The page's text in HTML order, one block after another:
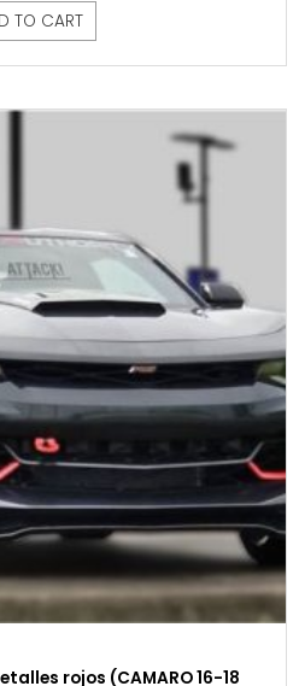
TO CART
rojos (CAMARO 16-18